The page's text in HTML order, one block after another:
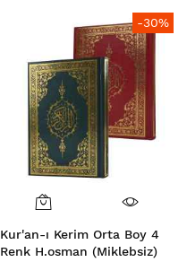
-30%
Kur'an-ı Kerim Orta Boy 4
Renk H.osman (Miklebsiz)